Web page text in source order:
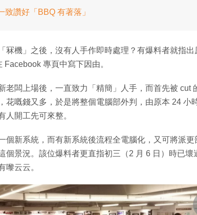
讚好「BBQ 有著落」
冧機」之後，沒有人手作即時處理？有爆料者就指出
專頁中寫下因由。
老闆上場後，一直致力「精簡」人手，而首先被 cut
花嘅錢又多，於是將整個電腦部外判，由原本 24 小
人開工先可來整。
個新系統，而有新系統後流程全電腦化，又可將派更
個景況。該位爆料者更直指初三（2 月 6 日）時已壞
嚟云云。